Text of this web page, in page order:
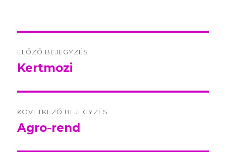
navigation
ELŐZŐ BEJEGYZÉS:
Előző
Kertmozi
KÖVETKEZŐ BEJEGYZÉS:
Következő
Agro-rend